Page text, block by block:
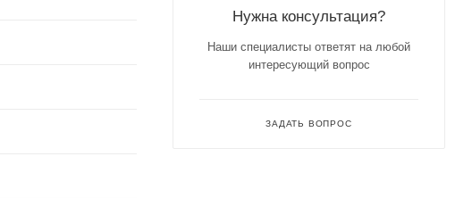
Нужна консультация?
Наши специалисты ответят на любой
интересующий вопрос
ЗАДАТЬ ВОПРОС